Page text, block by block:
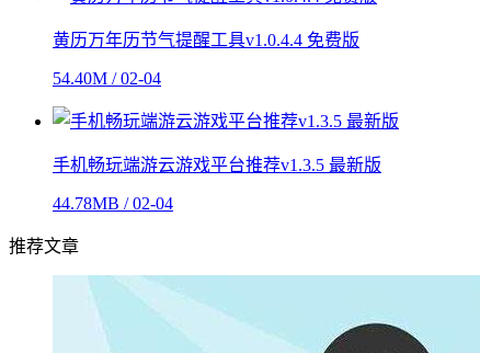
黄历万年历节气提醒工具v1.0.4.4 免费版
54.40M / 02-04
手机畅玩端游云游戏平台推荐v1.3.5 最新版
44.78MB / 02-04
推荐文章